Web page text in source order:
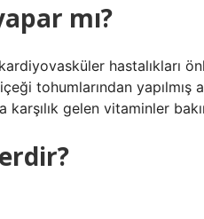
mı?
hastalıkları
tohumlarından yapılmış
karşılık gelen vitaminler